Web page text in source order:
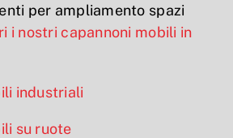
per ampliamento spazi
i nostri capannoni mobili in
industriali
su ruote